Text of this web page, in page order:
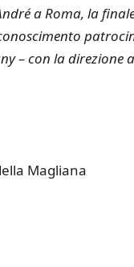
a Roma, la
– con la direzione
Magliana